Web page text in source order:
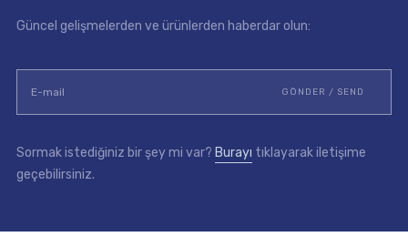
Güncel gelişmelerden ve ürünlerden haberdar olun:
Sormak istediğiniz bir şey mi var? Burayı tıklayarak iletişime
geçebilirsiniz.